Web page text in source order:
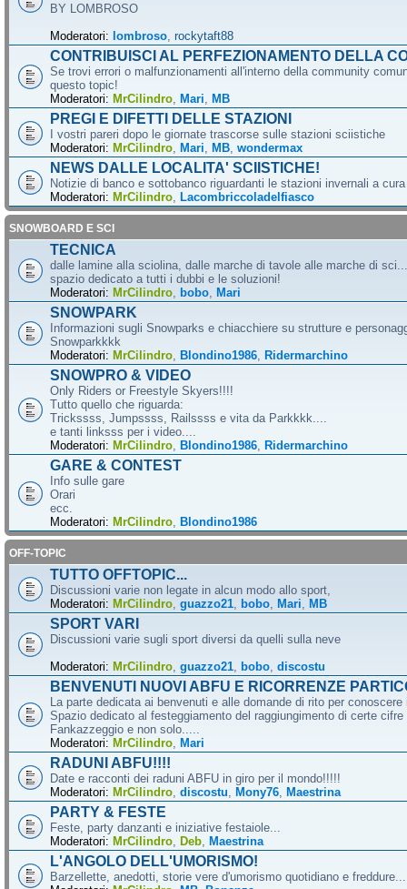
BY LOMBROSO
Moderatori: lombroso rockytaft88
CONTRIBUISCI AL PERFEZIONAMENTO DELLA
Se trovi errori o malfunzionamenti all'interno della community
questo topic!
Moderatori: MrCilindro Mari MB
PREGI E DIFETTI DELLE STAZIONI
I vostri pareri dopo le giornate trascorse sulle stazioni sciistiche
Moderatori: MrCilindro Mari MB wondermax
NEWS DALLE LOCALITA' SCIISTICHE!
Notizie di banco e sottobanco riguardanti le stazioni invernali a
Moderatori: MrCilindro Lacombriccoladelfiasco
SNOWBOARD E SCI
TECNICA
dalle lamine alla sciolina, dalle marche di tavole alle marche di
spazio dedicato a tutti i dubbi e le soluzioni!
Moderatori: MrCilindro bobo Mari
SNOWPARK
Informazioni sugli Snowparks e chiacchiere su strutture e
Snowparkkkk
Moderatori: MrCilindro Blondino1986 Ridermarchino
SNOWPRO & VIDEO
Only Riders or Freestyle Skyers!!!!
Tutto quello che riguarda:
Trickssss, Jumpssss, Railssss e vita da Parkkkk....
e tanti linksss per i video....
Moderatori: MrCilindro Blondino1986 Ridermarchino
GARE & CONTEST
Info sulle gare
Orari
ecc.
Moderatori: MrCilindro Blondino1986
OFF-TOPIC
TUTTO OFFTOPIC...
Discussioni varie non legate in alcun modo allo sport,
Moderatori: MrCilindro guazzo21 bobo Mari MB
SPORT VARI
Discussioni varie sugli sport diversi da quelli sulla neve
Moderatori: MrCilindro guazzo21 bobo discostu
BENVENUTI NUOVI ABFU E RICORRENZE
La parte dedicata ai benvenuti e alle domande di rito per
Spazio dedicato al festeggiamento del raggiungimento di certe cifre
Fankazzeggio e non solo.....
Moderatori: MrCilindro Mari
RADUNI ABFU!!!!
Date e racconti dei raduni ABFU in giro per il mondo!!!!!
Moderatori: MrCilindro discostu Mony76 Maestrina
PARTY & FESTE
Feste, party danzanti e iniziative festaiole...
Moderatori: MrCilindro Deb Maestrina
L'ANGOLO DELL'UMORISMO!
Barzellette, anedotti, storie vere d'umorismo quotidiano e